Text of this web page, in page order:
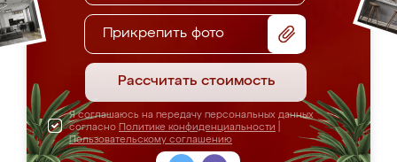
Прикрепить фото
Рассчитать стоимость
Я соглашаюсь на передачу персональных данных
согласно Политике конфиденциальности
Пользовательскому соглашению